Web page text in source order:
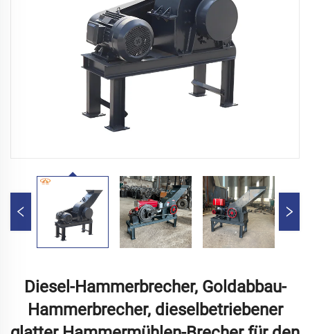
Diesel-Hammerbrecher, Goldabbau-
Hammerbrecher, dieselbetriebener